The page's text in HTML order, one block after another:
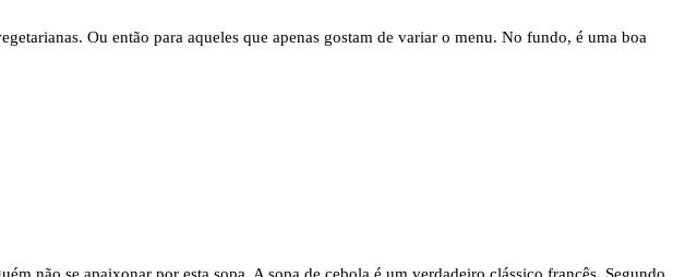
Ou então para aqueles que apenas gostam de variar o menu. No fundo, é uma boa